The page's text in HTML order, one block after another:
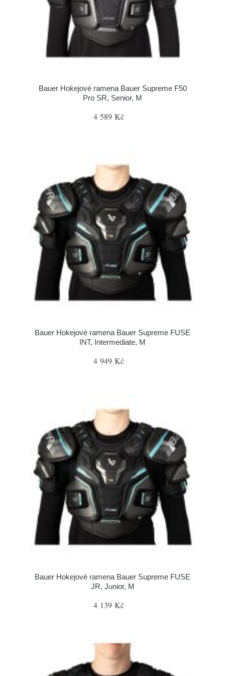
Bauer Hokejové ramena Bauer Supreme F50
Pro SR, Senior, M
4 589 Kč
Bauer Hokejové ramena Bauer Supreme FUSE
INT, Intermediate, M
4 949 Kč
Bauer Hokejové ramena Bauer Supreme FUSE
JR, Junior, M
4 139 Kč